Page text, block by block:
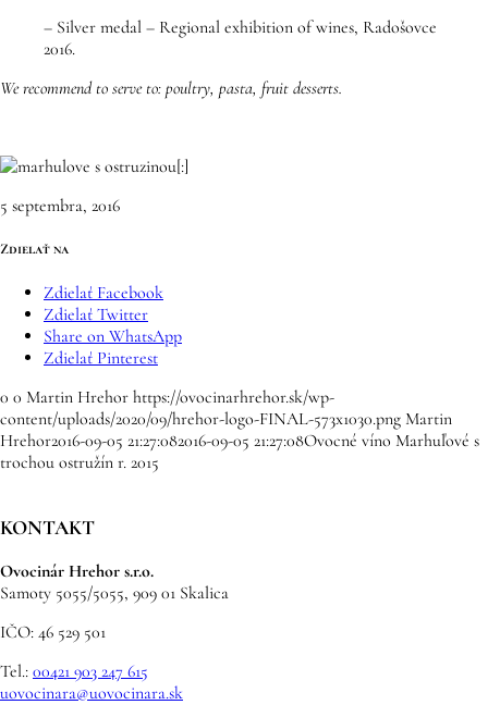
– Silver medal – Regional exhibition of wines, Radošovce
2016.
We recommend to serve to: poultry, pasta, fruit desserts.
[:]
5 septembra, 2016
Zdielať na
Zdielať Facebook
Zdielať Twitter
Share on WhatsApp
Zdielať Pinterest
0 0 Martin Hrehor https://ovocinarhrehor.sk/wp-
content/uploads/2020/09/hrehor-logo-FINAL-573x1030.png Martin
Hrehor2016-09-05 21:27:082016-09-05 21:27:08Ovocné víno Marhuľové s
trochou ostružín r. 2015
KONTAKT
Ovocinár Hrehor s.r.o.
Samoty 5055/5055, 909 01 Skalica
IČO: 46 529 501
Tel.: 00421 903 247 615
uovocinara@uovocinara.sk